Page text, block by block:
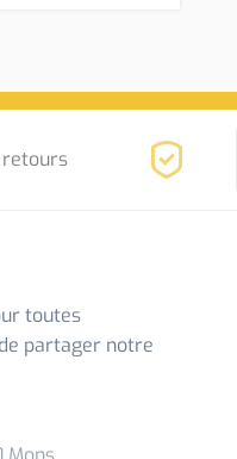
retours
toutes
partager notre